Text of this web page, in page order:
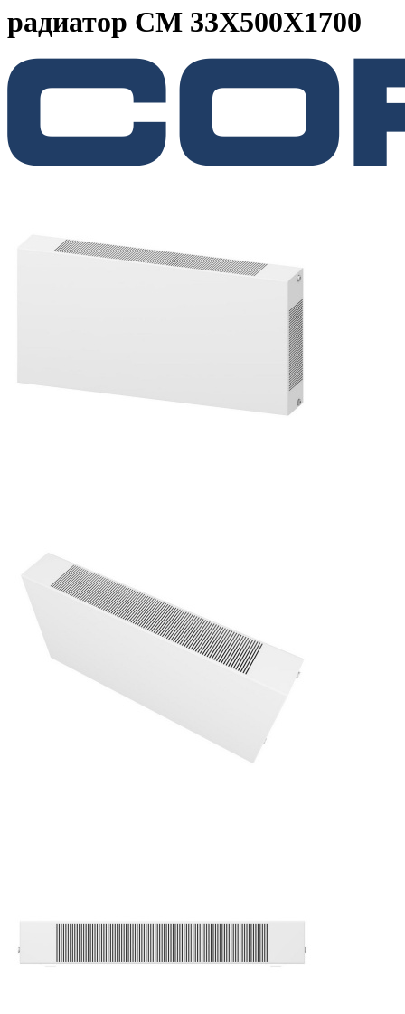
радиатор CM 33X500X1700